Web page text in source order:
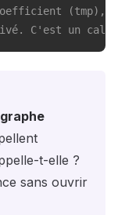
(tmp),
C'est un
graphe
t-elle ?
sans ouvrir